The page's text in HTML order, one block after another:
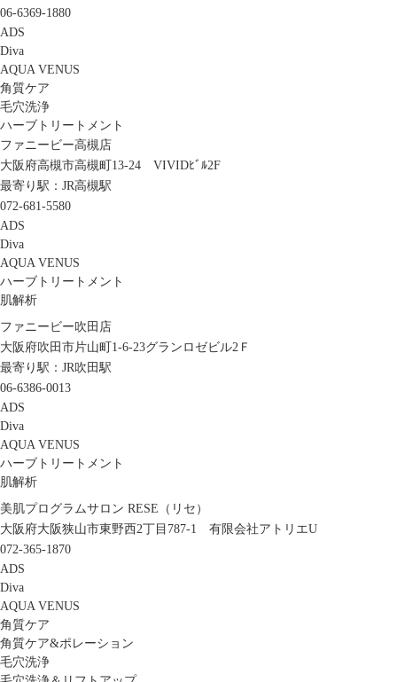
06-6369-1880
ADS
Diva
AQUA VENUS
角質ケア
毛穴洗浄
ハーブトリートメント
ファニービー高槻店
大阪府高槻市高槻町13-24 VIVIDﾋﾞﾙ2F
最寄り駅：JR高槻駅
072-681-5580
ADS
Diva
AQUA VENUS
ハーブトリートメント
肌解析
ファニービー吹田店
大阪府吹田市片山町1-6-23グランロゼビル2Ｆ
最寄り駅：JR吹田駅
06-6386-0013
ADS
Diva
AQUA VENUS
ハーブトリートメント
肌解析
美肌プログラムサロン RESE（リセ）
大阪府大阪狭山市東野西2丁目787-1 有限会社アトリエU
072-365-1870
ADS
Diva
AQUA VENUS
角質ケア
角質ケア&ポレーション
毛穴洗浄